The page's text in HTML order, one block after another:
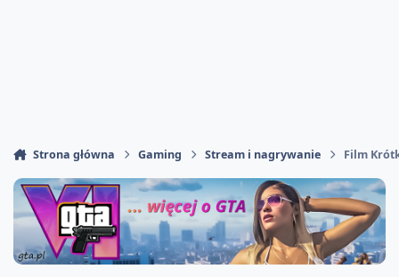
Strona główna Gaming Stream i nagrywanie Film